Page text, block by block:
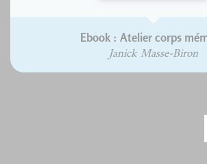
Ebook : Atelier corps
Janick Masse-Biron